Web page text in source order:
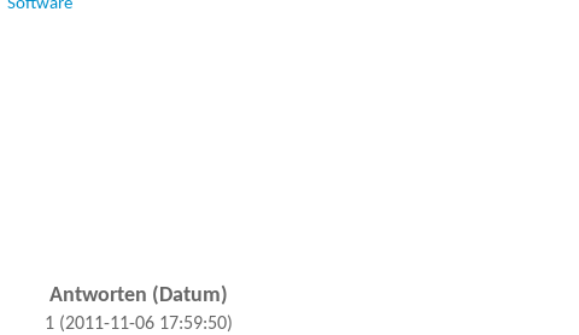
Software
Antworten (Datum)
1 (2011-11-06 17:59:50)